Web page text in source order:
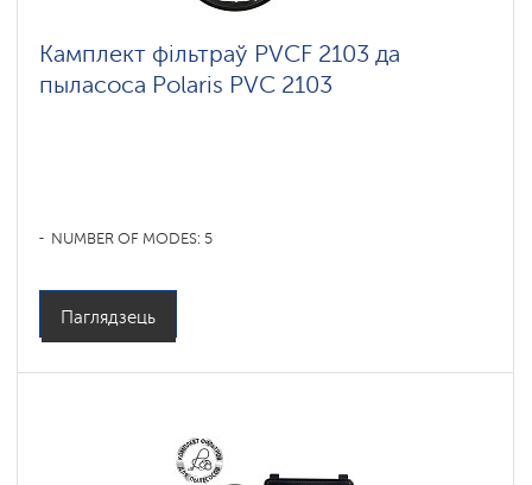
Камплект фільтраў PVCF 2103 да
пыласоса Polaris PVC 2103
NUMBER OF MODES: 5
Паглядзець